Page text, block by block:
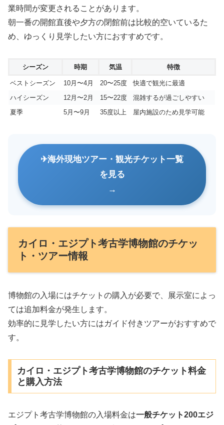
業時間が変更されることがあります。
朝一番の開館直後や夕方の閉館前は比較的空いているた
め、ゆっくり見学したい方におすすめです。
シーズン 時期 気温 特徴
ベストシーズン 10月〜4月 20〜25度
快適で観光に最適
ハイシーズン
12月〜2月 15〜22度
混雑するが過ごしやすい
夏季
5月〜9月 35度以上 屋内施設のため見学可能
海外現地ツアー・観光チケット一覧
を見る
カイロ・エジプト考古学博物館のチケッ
ト・ツアー情報
博物館の入場にはチケットの購入が必要で、展示室によっ
ては追加料金が発生します。
効率的に見学したい方にはガイド付きツアーがおすすめで
す。
カイロ・エジプト考古学博物館のチケット料金
と購入方法
エジプト考古学博物館の入場料金は一般チケット200エジ